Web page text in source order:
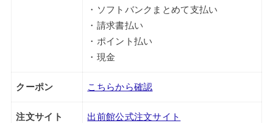
・ソフトバンクまとめて支払い
・請求書払い
・ポイント払い
・現金
クーポン こちらから確認
注文サイト 出前館公式注文サイト